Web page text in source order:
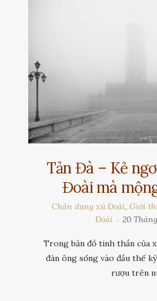
Tản Đà – Kẻ
Đoài mà
Chân dung xứ Đoài,Giới
Đoài
20
Trong bản đồ tinh thần của
đàn ông sống vào đầu thế
rượu trên